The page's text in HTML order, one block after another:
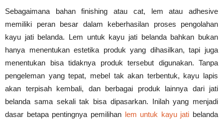
Sebagaimana bahan finishing atau cat, lem atau adhesive
memiliki peran besar dalam keberhasilan proses pengolahan
kayu jati belanda. Lem untuk kayu jati belanda bahkan bukan
hanya menentukan estetika produk yang dihasilkan, tapi juga
menentukan bisa tidaknya produk tersebut digunakan. Tanpa
pengeleman yang tepat, mebel tak akan terbentuk, kayu lapis
akan terpisah kembali, dan berbagai produk lainnya dari jati
belanda sama sekali tak bisa dipasarkan. Inilah yang menjadi
dasar betapa pentingnya pemilihan lem untuk kayu jati belanda